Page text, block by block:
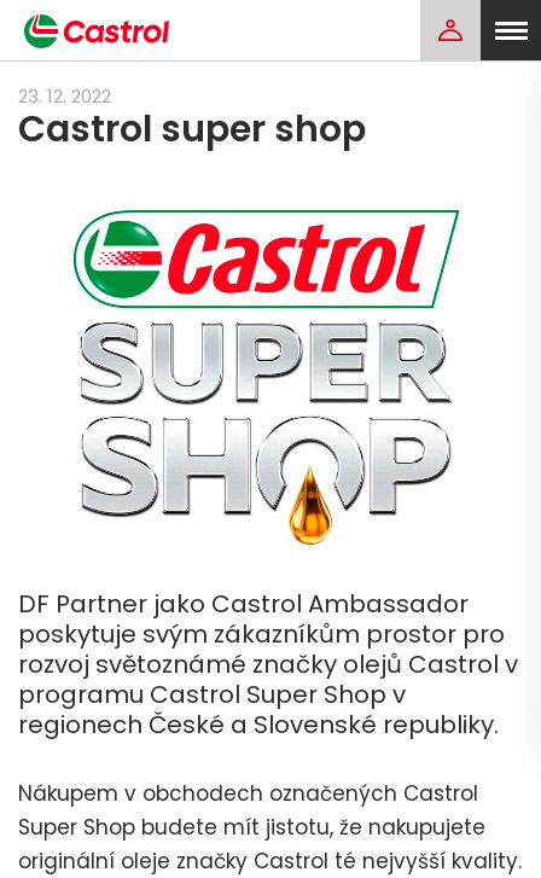
23. 12. 2022
Castrol super shop
DF Partner jako Castrol Ambassador
poskytuje svým zákazníkům prostor pro
rozvoj světoznámé značky olejů Castrol v
programu Castrol Super Shop v
regionech České a Slovenské republiky.
Nákupem v obchodech označených Castrol
Super Shop budete mít jistotu, že nakupujete
originální oleje značky Castrol té nejvyšší kvality.